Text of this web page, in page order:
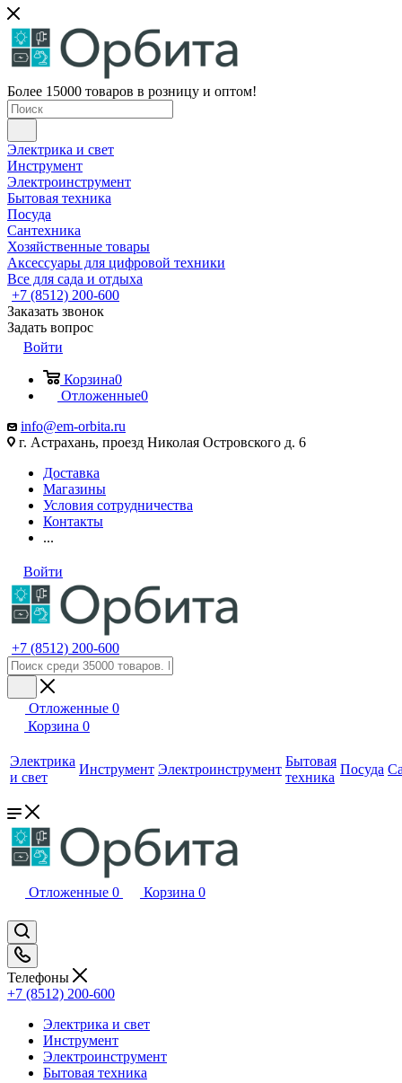
Более 15000 товаров в розницу и оптом!
Электрика и свет
Инструмент
Электроинструмент
Бытовая техника
Посуда
Сантехника
Хозяйственные товары
Аксессуары для цифровой техники
Все для сада и отдыха
+7 (8512) 200-600
Заказать звонок
Задать вопрос
Войти
Корзина0
Отложенные0
info@em-orbita.ru
г. Астрахань, проезд Николая Островского д. 6
Доставка
Магазины
Условия сотрудничества
Контакты
...
Войти
+7 (8512) 200-600
Отложенные 0
Корзина 0
Электрика
и свет
Инструмент Электроинструмент
Бытовая
техника
Посуда
Отложенные 0 Корзина 0
Телефоны
+7 (8512) 200-600
Электрика и свет
Инструмент
Электроинструмент
Бытовая техника